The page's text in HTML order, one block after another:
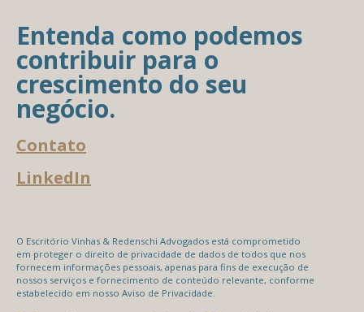
Entenda como podemos
contribuir para o
crescimento do seu
negócio.
Contato
LinkedIn
O Escritório Vinhas & Redenschi Advogados está comprometido
em proteger o direito de privacidade de dados de todos que nos
fornecem informações pessoais, apenas para fins de execução de
nossos serviços e fornecimento de conteúdo relevante, conforme
estabelecido em nosso Aviso de Privacidade.